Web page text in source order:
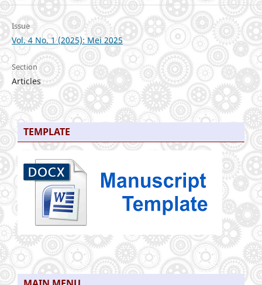
Issue
Vol. 4 No. 1 (2025): Mei 2025
Section
Articles
TEMPLATE